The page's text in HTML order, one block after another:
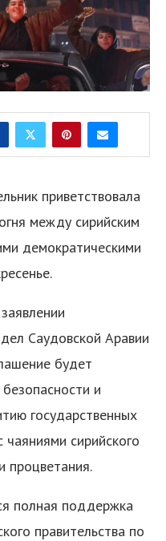
приветствовала
между сирийским
демократическими
Саудовской Аравии
будет
и
государственных
чаяниями сирийского
процветания.
полная поддержка
правительства по